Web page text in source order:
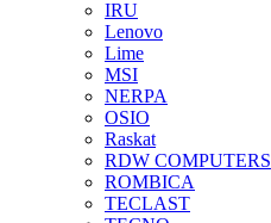
IRU
Lenovo
Lime
MSI
NERPA
OSIO
Raskat
RDW COMPUTERS
ROMBICA
TECLAST